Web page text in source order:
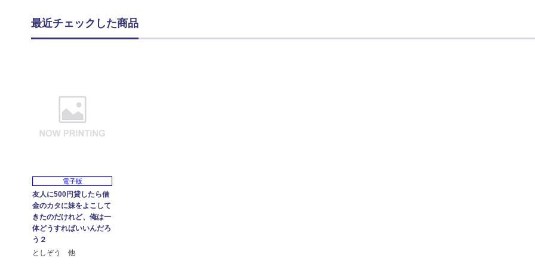
最近チェックした商品
電子版
友人に500円貸したら借
金のカタに妹をよこして
きたのだけれど、俺は一
体どうすればいいんだろ
う２
としぞう 他